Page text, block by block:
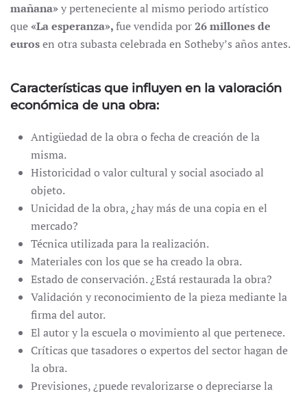
mañana»y perteneciente al mismo periodo artístico
que«La esperanza»,fue vendida por26 millones de
eurosen otra subasta celebrada en Sotheby’s años antes.
Características que influyen en la valoración
económica de una obra:
Antigüedad de la obra o fecha de creación de la
misma.
Historicidad o valor cultural y social asociado al
objeto.
Unicidad de la obra, ¿hay más de una copia en el
mercado?
Técnica utilizada para la realización.
Materiales con los que se ha creado la obra.
Estado de conservación. ¿Está restaurada la obra?
Validación y reconocimiento de la pieza mediante la
firma del autor.
El autor y la escuela o movimiento al que pertenece.
Críticas que tasadores o expertos del sector hagan de
la obra.
Previsiones, ¿puede revalorizarse o depreciarse la